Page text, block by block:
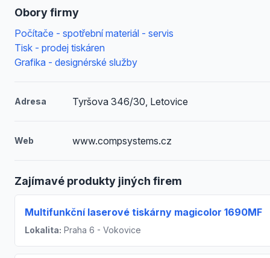
Obory firmy
Počítače - spotřební materiál - servis
Tisk - prodej tiskáren
Grafika - designérské služby
Adresa Tyršova 346/30, Letovice
Web www.compsystems.cz
Zajímavé produkty jiných firem
Multifunkční laserové tiskárny magicolor 1690MF
Lokalita: Praha 6 - Vokovice